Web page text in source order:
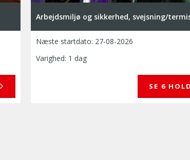
Arbejdsmiljø og sikkerhed, svejsning/
Næste startdato: 27-08-2026
Varighed: 1 dag
SE 6